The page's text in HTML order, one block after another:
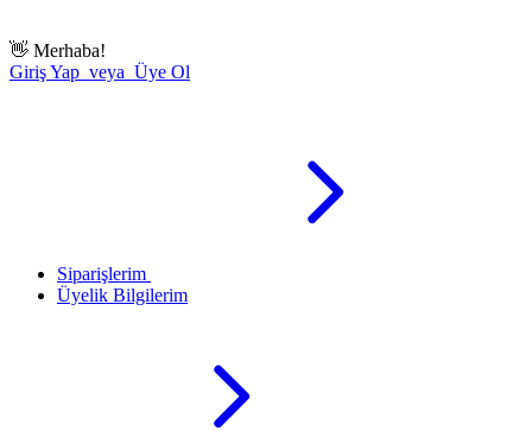
👋 Merhaba!
Giriş Yap veya Üye Ol
Siparişlerim
Üyelik Bilgilerim